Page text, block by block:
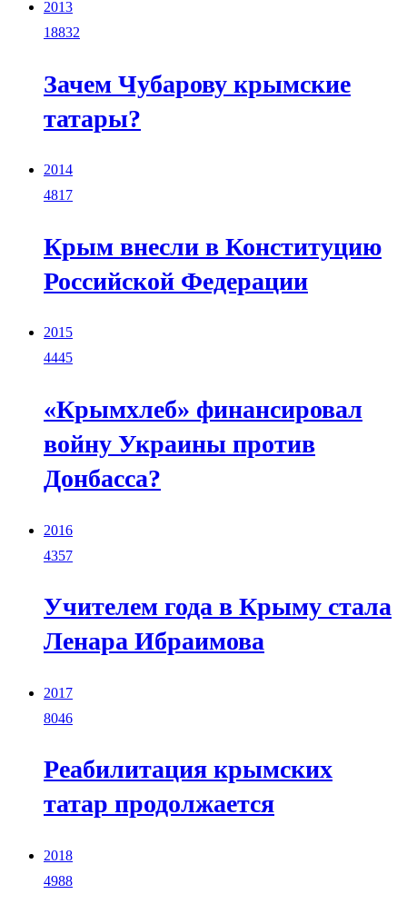
2013
18832
Зачем Чубарову крымские
татары?
2014
4817
Крым внесли в Конституцию
Российской Федерации
2015
4445
«Крымхлеб» финансировал
войну Украины против
Донбасса?
2016
4357
Учителем года в Крыму стала
Ленара Ибраимова
2017
8046
Реабилитация крымских
татар продолжается
2018
4988